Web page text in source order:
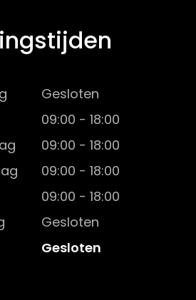
Gesloten
09:00 - 18:00
09:00 - 18:00
09:00 - 18:00
09:00 - 18:00
Gesloten
Gesloten